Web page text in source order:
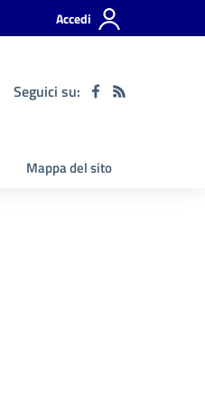
Accedi
Seguici su:
Mappa del sito